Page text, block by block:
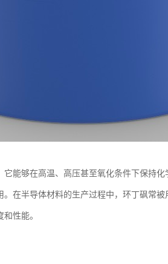
能够在高温、高压甚至氧化条件下保持
在半导体材料的生产过程中，环丁砜常
性能。